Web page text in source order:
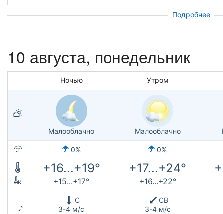
Подробнее
10 августа, понедельник
Ночью Утром
Малооблачно Малооблачно
0% 0%
+16...+19° +17...+24°
к +15...+17° +16...+22°
С
3-4 м/с
СВ
3-4 м/с